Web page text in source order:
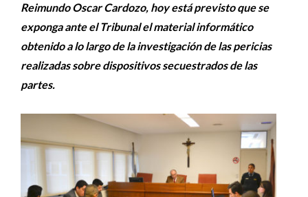
Reimundo Oscar Cardozo, hoy está previsto que se
exponga ante el Tribunal el material informático
obtenido a lo largo de la investigación de las pericias
realizadas sobre dispositivos secuestrados de las
partes.